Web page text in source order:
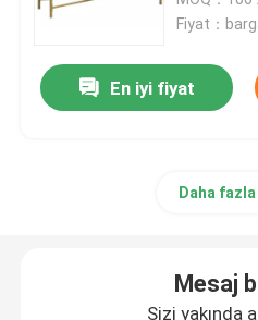
Fiyat：
En iyi fiyat
Daha
Mesaj
Sizi yakında